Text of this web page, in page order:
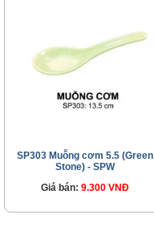
SP303 Muỗng cơm 5.5 (Green
Stone) - SPW
Giá bán: 9.300 VNĐ